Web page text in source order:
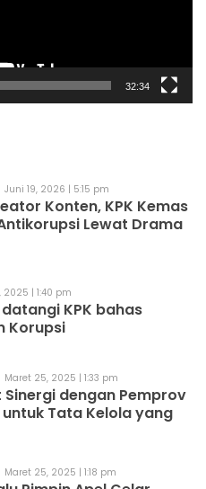
32:34
Juni 19, 2026 | 5:15 pm
Konten, KPK Kemas
Lewat Drama
2025 | 1:40 pm
KPK bahas
Korupsi
Maret 25, 2025 | 1:33 pm
Sinergi dengan Pemprov
Tata Kelola yang
Maret 25, 2025 | 1:18 pm